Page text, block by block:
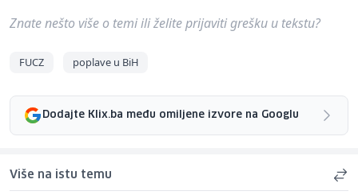
Znate nešto više o temi ili želite prijaviti grešku u tekstu?
FUCZ poplave u BiH
Dodajte Klix.ba među omiljene izvore na Googlu
Više na istu temu